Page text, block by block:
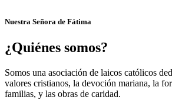
Nuestra Señora de Fátima
¿Quiénes somos?
Somos una asociación de laicos católicos
valores cristianos, la devoción mariana, la
familias, y las obras de caridad.